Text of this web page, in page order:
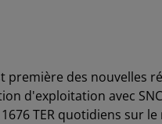
première des nouvelles
d'exploitation avec
TER quotidiens sur le